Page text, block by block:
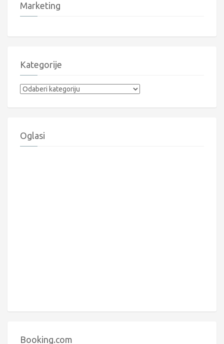
Marketing
Kategorije
Kategorije
Oglasi
Booking.com